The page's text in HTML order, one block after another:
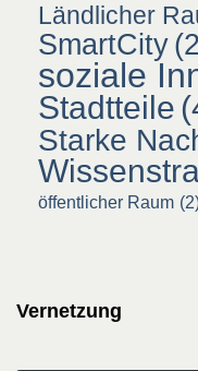
Ländlicher
SmartCity
soziale
Stadtteile
Starke
öffentlicher Raum
Vernetzung